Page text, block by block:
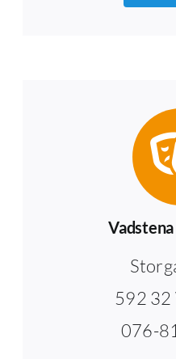
592 32
076-